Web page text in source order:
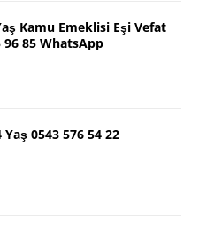
Kamu Emeklisi Eşi Vefat
96 85 WhatsApp
0543 576 54 22